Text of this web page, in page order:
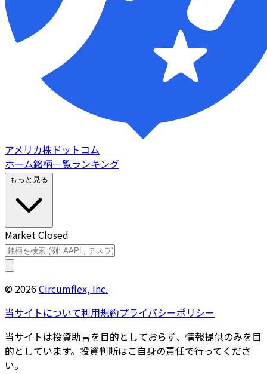
アメリカ株ドットコム
ホーム銘柄一覧ランキング
もっと見る
Market Closed
© 2026Circumflex, Inc.
当サイトについて利用規約プライバシーポリシー
当サイトは投資助言を目的としておらず、情報提供のみを目
的としています。投資判断はご自身の責任で行ってくださ
い。